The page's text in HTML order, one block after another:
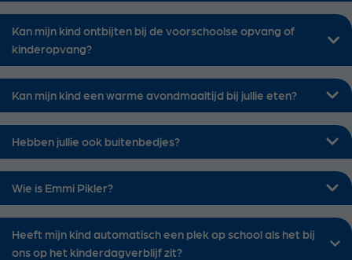
Kan mijn kind ontbijten bij de voorschoolse opvang of
kinderopvang?
Kan mijn kind een warme avondmaaltijd bij jullie eten?
Hebben jullie ook buitenbedjes?
Wie is Emmi Pikler?
Heeft mijn kind automatisch een plek op school als het bij
ons op het kinderdagverblijf zit?